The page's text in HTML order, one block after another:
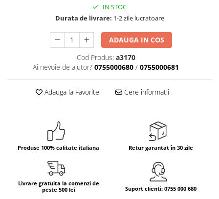
IN STOC
Durata de livrare: 1-2 zile lucratoare
ADAUGA IN COS
Cod Produs: a3170
Ai nevoie de ajutor? 0755000680 / 0755000681
Adauga la Favorite Cere informatii
Produse 100% calitate italiana Retur garantat în 30 zile
Livrare gratuita la comenzi de
peste 500 lei
Suport clienti: 0755 000 680